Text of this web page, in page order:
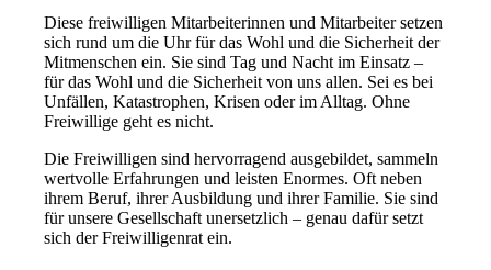
Diese freiwilligen Mitarbeiterinnen und Mitarbeiter setzen
sich rund um die Uhr für das Wohl und die Sicherheit der
Mitmenschen ein. Sie sind Tag und Nacht im Einsatz –
für das Wohl und die Sicherheit von uns allen. Sei es bei
Unfällen, Katastrophen, Krisen oder im Alltag. Ohne
Freiwillige geht es nicht.
Die Freiwilligen sind hervorragend ausgebildet, sammeln
wertvolle Erfahrungen und leisten Enormes. Oft neben
ihrem Beruf, ihrer Ausbildung und ihrer Familie. Sie sind
für unsere Gesellschaft unersetzlich – genau dafür setzt
sich der Freiwilligenrat ein.